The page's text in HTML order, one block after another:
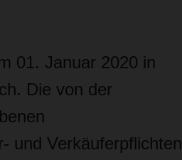
01. Januar 2020 in
Die von der
und Verkäuferpflichten